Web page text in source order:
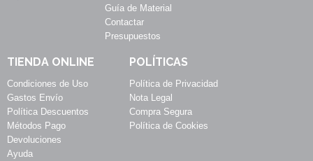
Guía de Material
Contactar
Presupuestos
TIENDA ONLINE
Condiciones de Uso
Gastos Envío
Política Descuentos
Métodos Pago
Devoluciones
Ayuda
POLÍTICAS
Política de Privacidad
Nota Legal
Compra Segura
Política de Cookies